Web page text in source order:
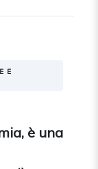
E
è una